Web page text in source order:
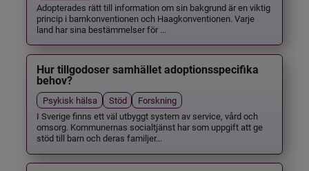
Adopterades rätt till information om sin bakgrund är en viktig
princip i barnkonventionen och Haagkonventionen. Varje
land har sina bestämmelser för ...
Hur tillgodoser samhället adoptionsspecifika
behov?
Psykisk hälsa Stöd
Forskning
I Sverige finns ett väl utbyggt system av service, vård och
omsorg. Kommunernas socialtjänst har som uppgift att ge
stöd till barn och deras familjer...